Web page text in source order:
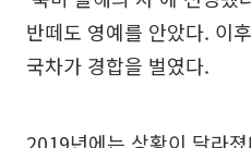
반떼도 영예를 안았다. 이
국차가 경합을 벌였다.